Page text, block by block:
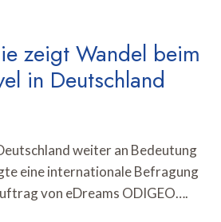
zeigt Wandel beim
in Deutschland
weiter an Bedeutung
eine internationale Befragung
von eDreams ODIGEO….